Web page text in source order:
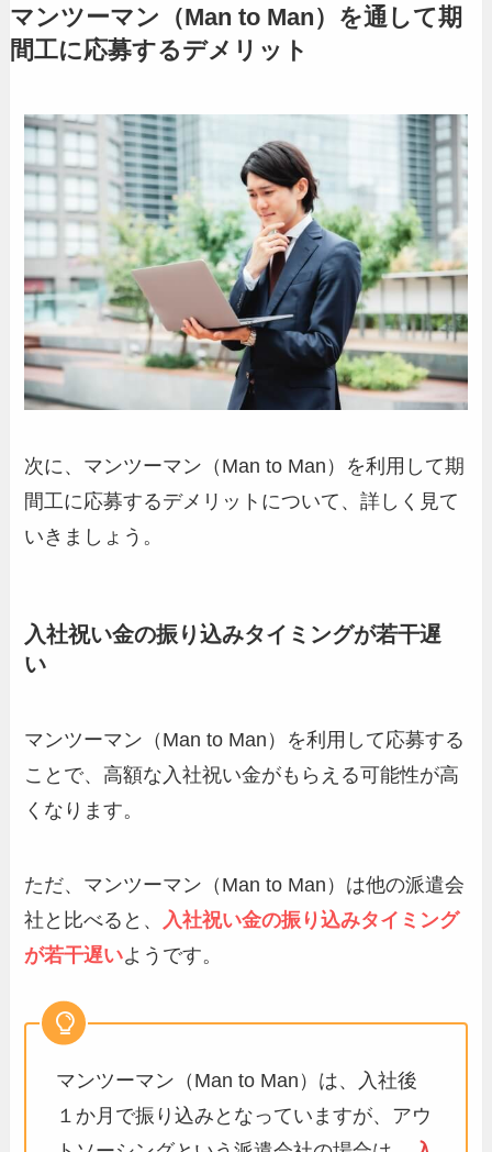
マンツーマン（Man to Man）を通して期
間工に応募するデメリット
次に、マンツーマン（Man to Man）を利用して期
間工に応募するデメリットについて、詳しく見て
いきましょう。
入社祝い金の振り込みタイミングが若干遅
い
マンツーマン（Man to Man）を利用して応募する
ことで、高額な入社祝い金がもらえる可能性が高
くなります。
ただ、マンツーマン（Man to Man）は他の派遣会
社と比べると、
入社祝い金の振り込みタイミング
が若干遅いようです。
マンツーマン（Man to Man）は、入社後
１か月で振り込みとなっていますが、アウ